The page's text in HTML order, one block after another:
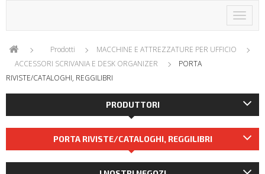
Toggle
Prodotti
MACCHINE E ATTREZZATURE PER UFFICIO
ACCESSORI SCRIVANIA E DESK ORGANIZER
PORTA
RIVISTE/CATALOGHI, REGGILIBRI
PRODUTTORI
PORTA RIVISTE/CATALOGHI, REGGILIBRI